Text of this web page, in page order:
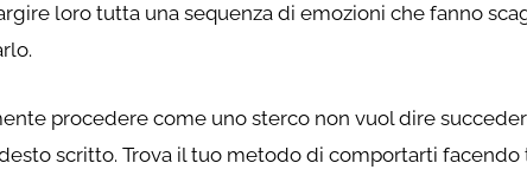
loro tutta una sequenza di emozioni che fanno
procedere come uno sterco non vuol dire
scritto. Trova il tuo metodo di comportarti